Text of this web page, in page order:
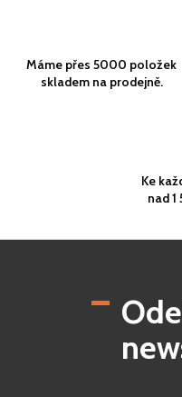
Máme přes 5000 položek
skladem na prodejně.
Ke
nad 1